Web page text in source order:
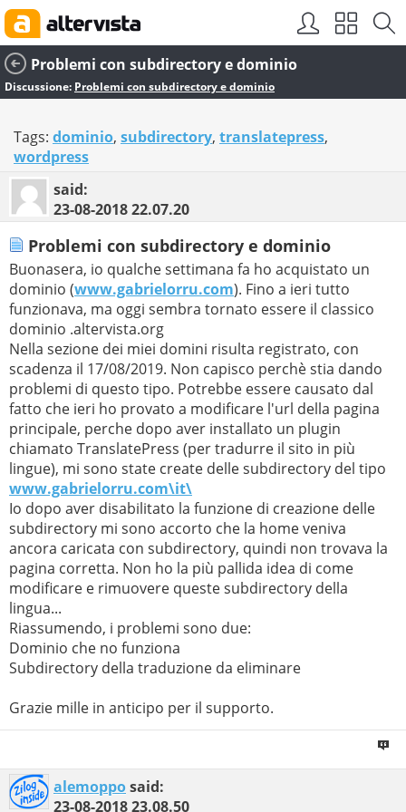
Problemi con subdirectory e dominio
Discussione: Problemi con subdirectory e dominio
Tags: dominio, subdirectory, translatepress,
wordpress
said:
23-08-201822.07.20
Problemi con subdirectory e dominio
Buonasera, io qualche settimana fa ho acquistato un
dominio (www.gabrielorru.com). Fino a ieri tutto
funzionava, ma oggi sembra tornato essere il classico
dominio .altervista.org
Nella sezione dei miei domini risulta registrato, con
scadenza il 17/08/2019. Non capisco perchè stia dando
problemi di questo tipo. Potrebbe essere causato dal
fatto che ieri ho provato a modificare l'url della pagina
principale, perche dopo aver installato un plugin
chiamato TranslatePress (per tradurre il sito in più
lingue), mi sono state create delle subdirectory del tipo
www.gabrielorru.com\it\
Io dopo aver disabilitato la funzione di creazione delle
subdirectory mi sono accorto che la home veniva
ancora caricata con subdirectory, quindi non trovava la
pagina corretta. Non ho la più pallida idea di come
modificare e rimuovere queste subdirectory della
lingua...
Riassumendo, i problemi sono due:
Dominio che no funziona
Subdirectory della traduzione da eliminare
Grazie mille in anticipo per il supporto.
alemopposaid:
23-08-201823.08.50